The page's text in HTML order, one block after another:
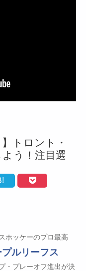
トロント・
う！注目選
ホッケーのプロ最高
プルリーフス
・プレーオフ進出が決